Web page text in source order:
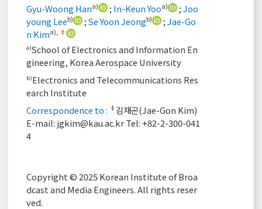
Gyu-Woong Hana) ; In-Keun Yooa) ;Joo
young Leeb) ;Se Yoon Jeongb) ;Jae-Go
n Kima) ‡
a)School of Electronics and Information En
gineering, Korea Aerospace University
b)Electronics and Telecommunications Res
earch Institute
Correspondence to : ‡ 김재곤(Jae-Gon Kim)
E-mail: jgkim@kau.ac.krTel: +82-2-300-041
4
Copyright © 2025 Korean Institute of Broa
dcast and Media Engineers. All rights reser
ved.